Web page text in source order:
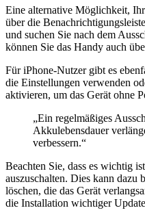
Eine alternative Möglichkeit,
über die
und suchen Sie nach dem
können Sie das Handy auch
Für iPhone-Nutzer gibt es
die Einstellungen verwenden
aktivieren, um das Gerät ohne
„Ein regelmäßiges
Akkulebensdauer
verbessern.“
Beachten Sie, dass es wichtig
auszuschalten. Dies kann dazu
löschen, die das Gerät
die Installation wichtiger